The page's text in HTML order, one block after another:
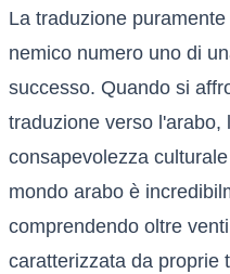
La traduzione
nemico numero uno di
successo. Quando si
traduzione verso l'arabo,
consapevolezza
mondo arabo è
comprendendo oltre
caratterizzata da proprie